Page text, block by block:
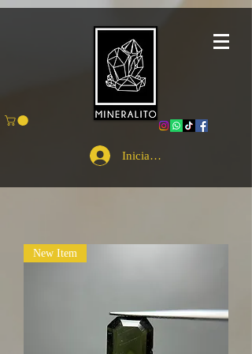
Iniciar sesión
New Item